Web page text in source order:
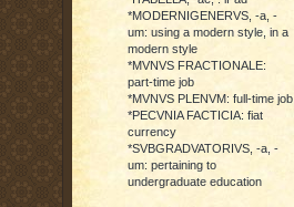
*MODERNIGENERVS, -a, -
um: using a modern style, in a
modern style
*MVNVS FRACTIONALE:
part-time job
*MVNVS PLENVM: full-time job
*PECVNIA FACTICIA: fiat
currency
*SVBGRADVATORIVS, -a, -
um: pertaining to
undergraduate education